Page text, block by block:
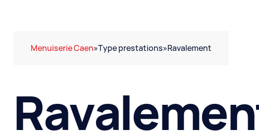
Menuiserie Caen»Type prestations»Ravalement